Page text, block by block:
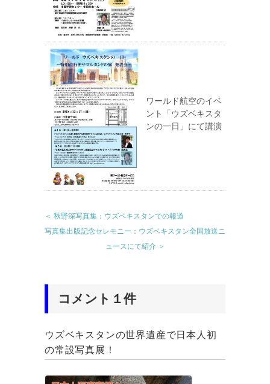
ワールド航空のイベ
ント「ウズベキスタ
ンの一日」にて講演
＜ 秋野深写真集：ウズベキスタンでの報道
写真集出版記念セレモニー：ウズベキスタン全国放送ニ
ュースにて紹介 ＞
コメント１件
ウズベキスタンの世界遺産で日本人初
の常設写真展！